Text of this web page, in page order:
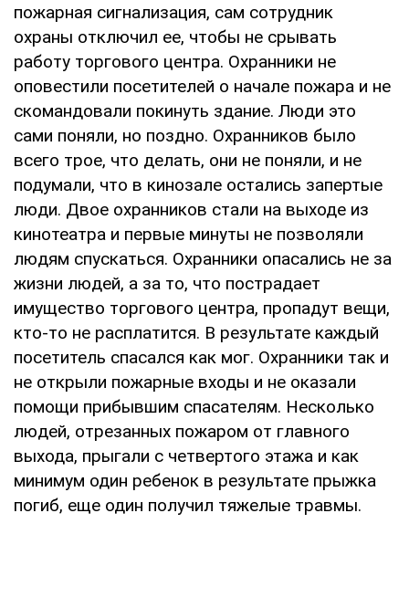
пожарная сигнализация, сам сотрудник
охраны отключил ее, чтобы не срывать
работу торгового центра. Охранники не
оповестили посетителей о начале пожара и не
скомандовали покинуть здание. Люди это
сами поняли, но поздно. Охранников было
всего трое, что делать, они не поняли, и не
подумали, что в кинозале остались запертые
люди. Двое охранников стали на выходе из
кинотеатра и первые минуты не позволяли
людям спускаться. Охранники опасались не за
жизни людей, а за то, что пострадает
имущество торгового центра, пропадут вещи,
кто-то не расплатится. В результате каждый
посетитель спасался как мог. Охранники так и
не открыли пожарные входы и не оказали
помощи прибывшим спасателям. Несколько
людей, отрезанных пожаром от главного
выхода, прыгали с четвертого этажа и как
минимум один ребенок в результате прыжка
погиб, еще один получил тяжелые травмы.